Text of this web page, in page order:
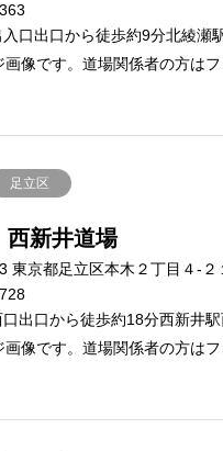
口出口から徒歩約9分北綾瀬
像です。道場関係者の方は
足立区
新井道場
東京都足立区本木２丁目４-２
出口から徒歩約18分西新井
像です。道場関係者の方は